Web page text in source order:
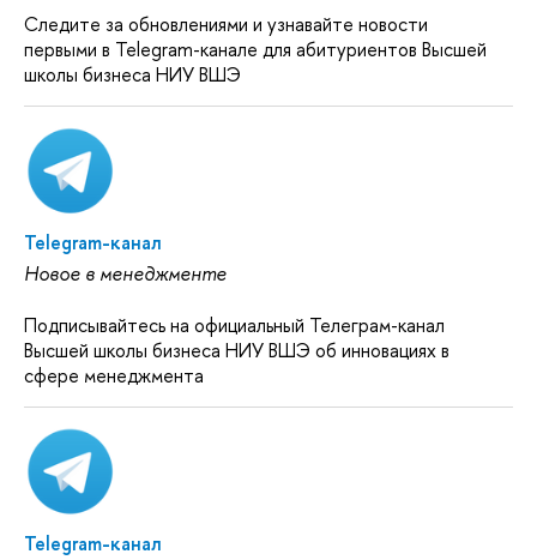
Следите за обновлениями и узнавайте новости
первыми в Telegram-канале для абитуриентов Высшей
школы бизнеса НИУ ВШЭ
Telegram-канал
Новое в менеджменте
Подписывайтесь на официальный Телеграм-канал
Высшей школы бизнеса НИУ ВШЭ об инновациях в
сфере менеджмента
Telegram-канал